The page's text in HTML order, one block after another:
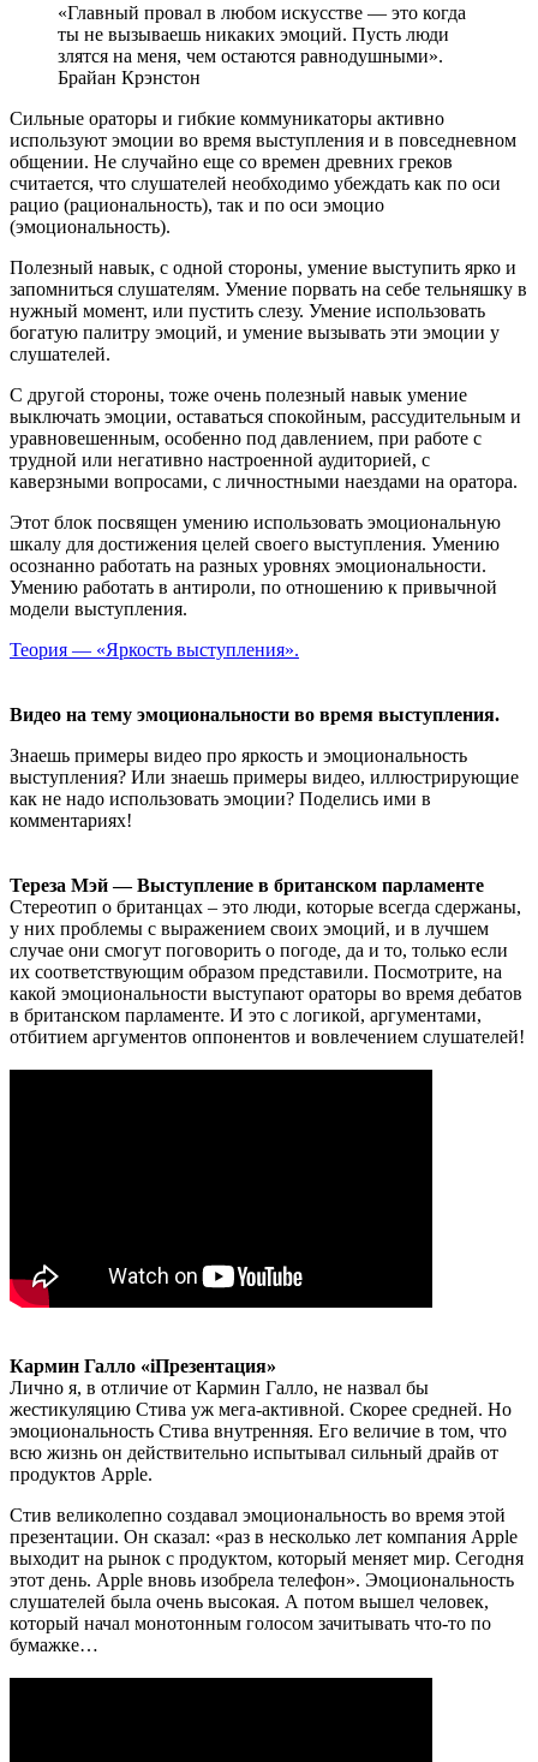
«Главный провал в любом искусстве — это когда
ты не вызываешь никаких эмоций. Пусть люди
злятся на меня, чем остаются равнодушными».
Брайан Крэнстон
Сильные ораторы и гибкие коммуникаторы активно
используют эмоции во время выступления и в повседневном
общении. Не случайно еще со времен древних греков
считается, что слушателей необходимо убеждать как по оси
рацио (рациональность), так и по оси эмоцио
(эмоциональность).
Полезный навык, с одной стороны, умение выступить ярко и
запомниться слушателям. Умение порвать на себе тельняшку в
нужный момент, или пустить слезу. Умение использовать
богатую палитру эмоций, и умение вызывать эти эмоции у
слушателей.
С другой стороны, тоже очень полезный навык умение
выключать эмоции, оставаться спокойным, рассудительным и
уравновешенным, особенно под давлением, при работе с
трудной или негативно настроенной аудиторией, с
каверзными вопросами, с личностными наездами на оратора.
Этот блок посвящен умению использовать эмоциональную
шкалу для достижения целей своего выступления. Умению
осознанно работать на разных уровнях эмоциональности.
Умению работать в антироли, по отношению к привычной
модели выступления.
Теория — «Яркость выступления».
Видео на тему эмоциональности во время выступления.
Знаешь примеры видео про яркость и эмоциональность
выступления? Или знаешь примеры видео, иллюстрирующие
как не надо использовать эмоции? Поделись ими в
комментариях!
Тереза Мэй — Выступление в британском парламенте
Стереотип о британцах – это люди, которые всегда сдержаны,
у них проблемы с выражением своих эмоций, и в лучшем
случае они смогут поговорить о погоде, да и то, только если
их соответствующим образом представили. Посмотрите, на
какой эмоциональности выступают ораторы во время дебатов
в британском парламенте. И это с логикой, аргументами,
отбитием аргументов оппонентов и вовлечением слушателей!
Кармин Галло «iПрезентация»
Лично я, в отличие от Кармин Галло, не назвал бы
жестикуляцию Стива уж мега-активной. Скорее средней. Но
эмоциональность Стива внутренняя. Его величие в том, что
всю жизнь он действительно испытывал сильный драйв от
продуктов Apple.
Стив великолепно создавал эмоциональность во время этой
презентации. Он сказал: «раз в несколько лет компания Apple
выходит на рынок с продуктом, который меняет мир. Сегодня
этот день. Apple вновь изобрела телефон». Эмоциональность
слушателей была очень высокая. А потом вышел человек,
который начал монотонным голосом зачитывать что-то по
бумажке…